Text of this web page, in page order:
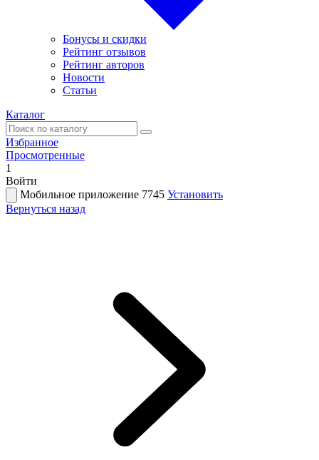
Бонусы и скидки
Рейтинг отзывов
Рейтинг авторов
Новости
Статьи
Каталог
Избранное
Просмотренные
1
Войти
Мобильное приложение 7745 Установить
Вернуться назад